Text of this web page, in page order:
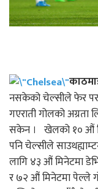
नसकेको चेल्सीले फेर
गएराती गोलको अग्रता
सकेन । खेलको १० औं
पनि चेल्सीले
लागि ४३ औं मिनेटमा
र ७२ औं मिनेटमा पेल्ले